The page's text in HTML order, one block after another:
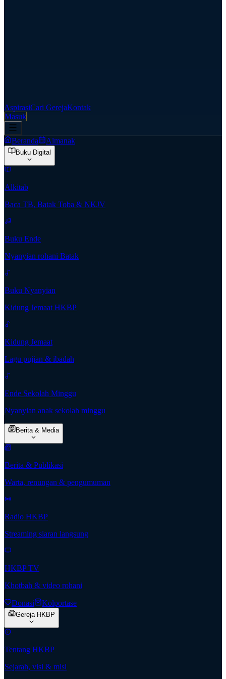
AspirasiCari GerejaKontak
Masuk
Beranda Almanak
Buku Digital
Alkitab
Baca TB, Batak Toba & NKJV
Buku Ende
Nyanyian rohani Batak
Buku Nyanyian
Kidung Jemaat HKBP
Kidung Jemaat
Lagu pujian & ibadah
Ende Sekolah Minggu
Nyanyian anak sekolah minggu
Berita & Media
Berita & Publikasi
Warta, renungan & pengumuman
Radio HKBP
Streaming siaran langsung
HKBP TV
Khotbah & video rohani
Donasi Kolportase
Gereja HKBP
Tentang HKBP
Sejarah, visi & misi